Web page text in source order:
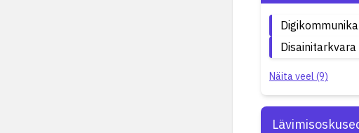
Näita veel (9)